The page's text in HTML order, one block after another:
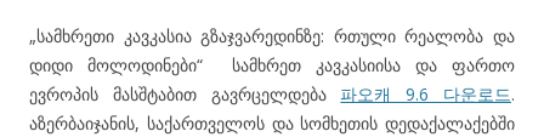
„სამხრეთი კავკასია გზაჯვარედინზე: რთული რეალობა და
დიდი მოლოდინები“ სამხრეთ კავკასიისა და ფართო
ევროპის მასშტაბით გავრცელდება파오캐 9.6 다운로드.
აზერბაიჯანის, საქართველოს და სომხეთის დედაქალაქებში